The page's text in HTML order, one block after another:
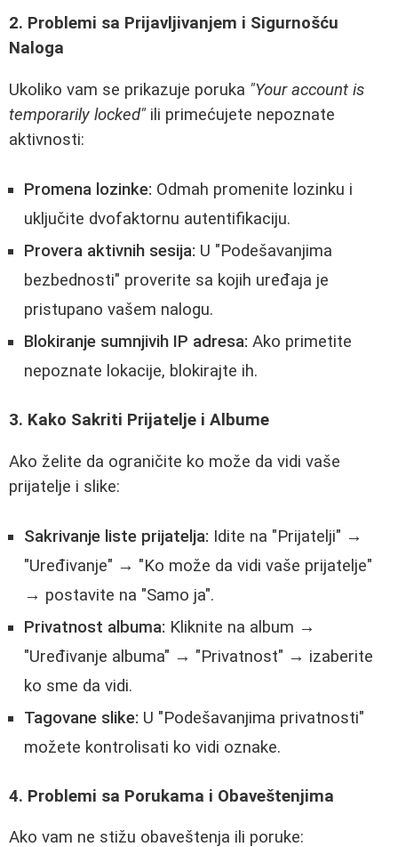
2. Problemi sa Prijavljivanjem i Sigurnošću
Naloga
Ukoliko vam se prikazuje poruka "Your account is
temporarily locked" ili primećujete nepoznate
aktivnosti:
Promena lozinke: Odmah promenite lozinku i
uključite dvofaktornu autentifikaciju.
Provera aktivnih sesija: U "Podešavanjima
bezbednosti" proverite sa kojih uređaja je
pristupano vašem nalogu.
Blokiranje sumnjivih IP adresa: Ako primetite
nepoznate lokacije, blokirajte ih.
3. Kako Sakriti Prijatelje i Albume
Ako želite da ograničite ko može da vidi vaše
prijatelje i slike:
Sakrivanje liste prijatelja: Idite na "Prijatelji" →
"Uređivanje" → "Ko može da vidi vaše prijatelje"
→ postavite na "Samo ja".
Privatnost albuma: Kliknite na album →
"Uređivanje albuma" → "Privatnost" → izaberite
ko sme da vidi.
Tagovane slike: U "Podešavanjima privatnosti"
možete kontrolisati ko vidi oznake.
4. Problemi sa Porukama i Obaveštenjima
Ako vam ne stižu obaveštenja ili poruke: